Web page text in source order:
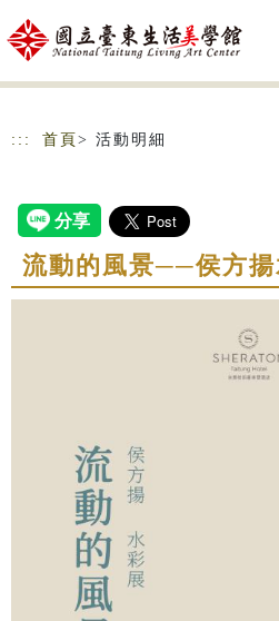
跳到主要內容
網站導覽
::: 首頁 > 活動明細
流動的風景──侯方揚